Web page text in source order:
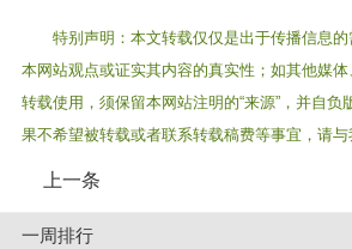
特别声明：本文转载仅仅是出于传播信息
本网站观点或证实其内容的真实性；如其他媒
转载使用，须保留本网站注明的“来源”，并自负
果不希望被转载或者联系转载稿费等事宜，请与
上一条
一周排行